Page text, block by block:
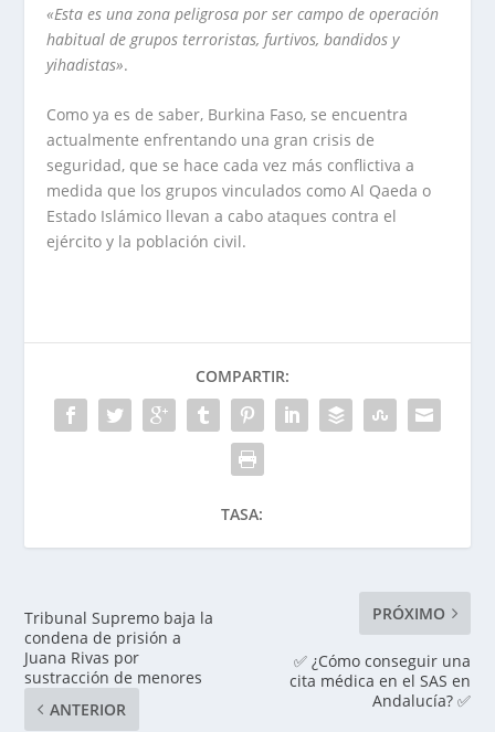
«Esta es una zona peligrosa por ser campo de operación
habitual de grupos terroristas, furtivos, bandidos y
yihadistas».
Como ya es de saber, Burkina Faso, se encuentra
actualmente enfrentando una gran crisis de
seguridad, que se hace cada vez más conflictiva a
medida que los grupos vinculados como Al Qaeda o
Estado Islámico llevan a cabo ataques contra el
ejército y la población civil.
COMPARTIR:
TASA:
Tribunal Supremo baja la
condena de prisión a
Juana Rivas por
sustracción de menores
ANTERIOR
PRÓXIMO
✅ ¿Cómo conseguir una
cita médica en el SAS en
Andalucía? ✅